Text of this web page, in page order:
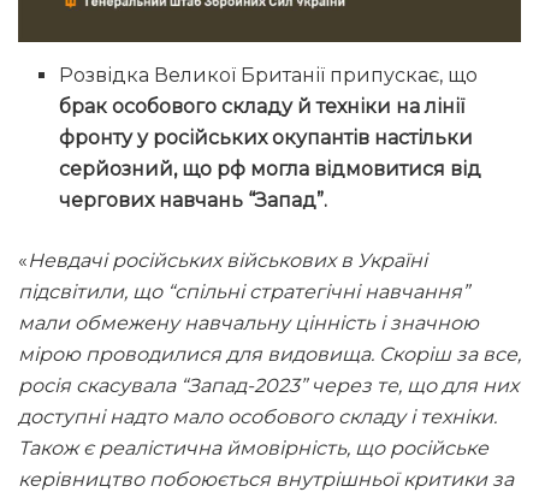
Розвідка Великої Британії припускає, що
брак особового складу й техніки на лінії
фронту у російських окупантів настільки
серйозний, що рф могла відмовитися від
чергових навчань “Запад”.
«Невдачі російських військових в Україні
підсвітили, що “спільні стратегічні навчання”
мали обмежену навчальну цінність і значною
мірою проводилися для видовища. Скоріш за все,
росія скасувала “Запад-2023” через те, що для них
доступні надто мало особового складу і техніки.
Також є реалістична ймовірність, що російське
керівництво побоюється внутрішньої критики за